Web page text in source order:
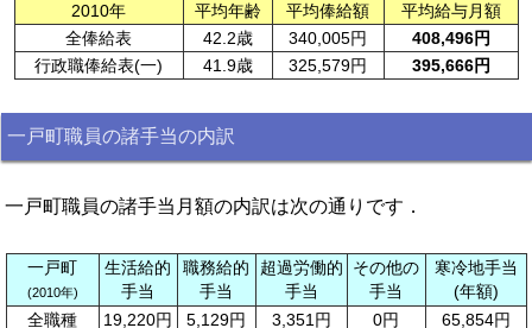
2010年 平均年齢 平均俸給額
平均給与月額
全俸給表
42.2歳 340,005円
408,496円
行政職俸給表(一)
41.9歳 325,579円 395,666円
一戸町職員の諸手当の内訳
一戸町職員の諸手当月額の内訳は次の通りです．
一戸町
(2010年)
生活給的
手当
職務給的
手当
超過労働的
手当
その他の
手当
寒冷地手当
(年額)
全職種
19,220円 5,129円 3,351円 0円
65,854円